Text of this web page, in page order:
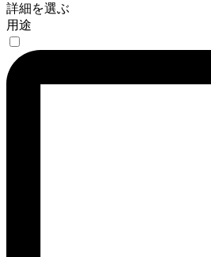
詳細を選ぶ
用途